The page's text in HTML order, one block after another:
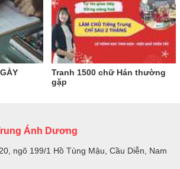
Tranh 1500 chữ Hán thường
gặp
Ánh Dương
ngõ 199/1 Hồ Tùng Mậu, Cầu Diễn, Nam